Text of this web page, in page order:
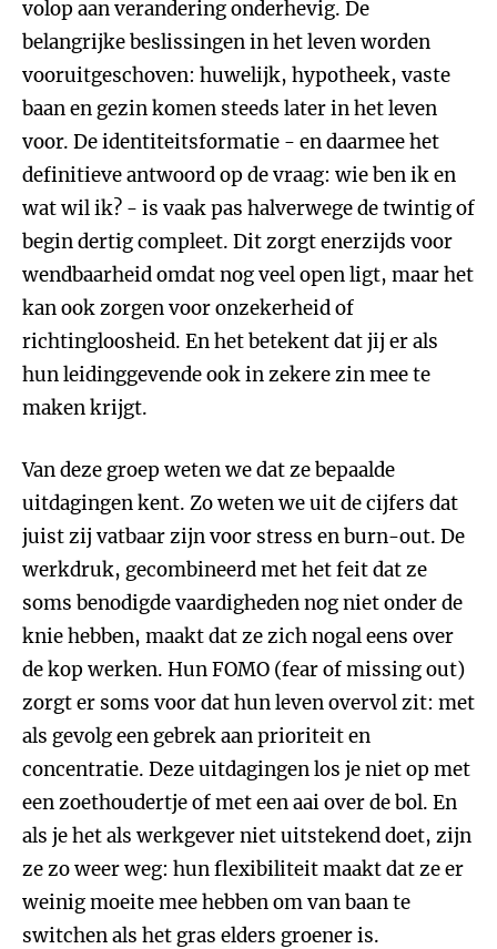
volop aan verandering onderhevig. De
belangrijke beslissingen in het leven worden
vooruitgeschoven: huwelijk, hypotheek, vaste
baan en gezin komen steeds later in het leven
voor. De identiteitsformatie - en daarmee het
definitieve antwoord op de vraag: wie ben ik en
wat wil ik? - is vaak pas halverwege de twintig of
begin dertig compleet. Dit zorgt enerzijds voor
wendbaarheid omdat nog veel open ligt, maar het
kan ook zorgen voor onzekerheid of
richtingloosheid. En het betekent dat jij er als
hun leidinggevende ook in zekere zin mee te
maken krijgt.
Van deze groep weten we dat ze bepaalde
uitdagingen kent. Zo weten we uit de cijfers dat
juist zij vatbaar zijn voor stress en burn-out. De
werkdruk, gecombineerd met het feit dat ze
soms benodigde vaardigheden nog niet onder de
knie hebben, maakt dat ze zich nogal eens over
de kop werken. Hun FOMO (fear of missing out)
zorgt er soms voor dat hun leven overvol zit: met
als gevolg een gebrek aan prioriteit en
concentratie. Deze uitdagingen los je niet op met
een zoethoudertje of met een aai over de bol. En
als je het als werkgever niet uitstekend doet, zijn
ze zo weer weg: hun flexibiliteit maakt dat ze er
weinig moeite mee hebben om van baan te
switchen als het gras elders groener is.